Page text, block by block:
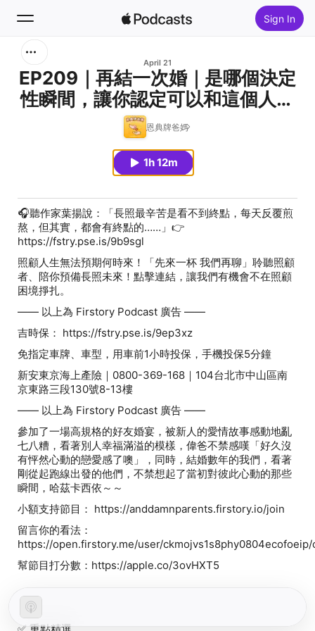
Sign In
Home
April 21
EP209｜再結一次婚｜是哪個決定
性瞬間，讓你認定可以和這個人結
婚？
恩典牌爸媽
1h 12m
🎧聽作家葉揚說：「長照最辛苦是看不到終點，每天反覆煎
熬，但其實，都會有終點的……」👉
https://fstry.pse.is/9b9sgl
照顧人生無法預期何時來！「先來一杯 我們再聊」聆聽照顧
者、陪你預備長照未來！點擊連結，讓我們有機會不在照顧
困境掙扎。
—— 以上為 Firstory Podcast 廣告 ——
吉時保： https://fstry.pse.is/9ep3xz
免指定車牌、車型，用車前1小時投保，手機投保5分鐘
新安東京海上產險｜0800-369-168｜104台北市中山區南
京東路三段130號8-13樓
—— 以上為 Firstory Podcast 廣告 ——
參加了一場高規格的好友婚宴，被新人的愛情故事感動地亂
七八糟，看著別人幸福滿溢的模樣，偉爸不禁感嘆「好久沒
有怦然心動的戀愛感了噢」，同時，結婚數年的我們，看著
剛從起跑線出發的他們，不禁想起了當初對彼此心動的那些
瞬間，哈茲卡西依～～
小額支持節目： https://anddamnparents.firstory.io/join
留言你的看法：
https://open.firstory.me/user/
幫節目打分數：https://apple.co/3ovHXT5